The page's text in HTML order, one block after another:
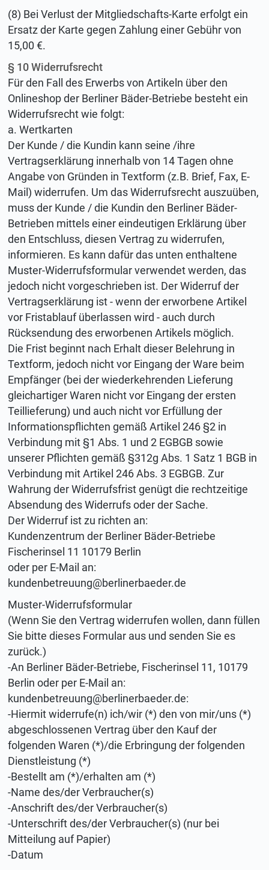
(8) Bei Verlust der Mitgliedschafts-Karte erfolgt ein
Ersatz der Karte gegen Zahlung einer Gebühr von
15,00 €.
§ 10 Widerrufsrecht
Für den Fall des Erwerbs von Artikeln über den
Onlineshop der Berliner Bäder-Betriebe besteht ein
Widerrufsrecht wie folgt:
a. Wertkarten
Der Kunde / die Kundin kann seine /ihre
Vertragserklärung innerhalb von 14 Tagen ohne
Angabe von Gründen in Textform (z.B. Brief, Fax, E-
Mail) widerrufen. Um das Widerrufsrecht auszuüben,
muss der Kunde / die Kundin den Berliner Bäder-
Betrieben mittels einer eindeutigen Erklärung über
den Entschluss, diesen Vertrag zu widerrufen,
informieren. Es kann dafür das unten enthaltene
Muster-Widerrufsformular verwendet werden, das
jedoch nicht vorgeschrieben ist. Der Widerruf der
Vertragserklärung ist - wenn der erworbene Artikel
vor Fristablauf überlassen wird - auch durch
Rücksendung des erworbenen Artikels möglich.
Die Frist beginnt nach Erhalt dieser Belehrung in
Textform, jedoch nicht vor Eingang der Ware beim
Empfänger (bei der wiederkehrenden Lieferung
gleichartiger Waren nicht vor Eingang der ersten
Teillieferung) und auch nicht vor Erfüllung der
Informationspflichten gemäß Artikel 246 §2 in
Verbindung mit §1 Abs. 1 und 2 EGBGB sowie
unserer Pflichten gemäß §312g Abs. 1 Satz 1 BGB in
Verbindung mit Artikel 246 Abs. 3 EGBGB. Zur
Wahrung der Widerrufsfrist genügt die rechtzeitige
Absendung des Widerrufs oder der Sache.
Der Widerruf ist zu richten an:
Kundenzentrum der Berliner Bäder-Betriebe
Fischerinsel 11 10179 Berlin
oder per E-Mail an:
kundenbetreuung@berlinerbaeder.de
Muster-Widerrufsformular
(Wenn Sie den Vertrag widerrufen wollen, dann füllen
Sie bitte dieses Formular aus und senden Sie es
zurück.)
-An Berliner Bäder-Betriebe, Fischerinsel 11, 10179
Berlin oder per E-Mail an:
kundenbetreuung@berlinerbaeder.de:
-Hiermit widerrufe(n) ich/wir (*) den von mir/uns (*)
abgeschlossenen Vertrag über den Kauf der
folgenden Waren (*)/die Erbringung der folgenden
Dienstleistung (*)
-Bestellt am (*)/erhalten am (*)
-Name des/der Verbraucher(s)
-Anschrift des/der Verbraucher(s)
-Unterschrift des/der Verbraucher(s) (nur bei
Mitteilung auf Papier)
-Datum